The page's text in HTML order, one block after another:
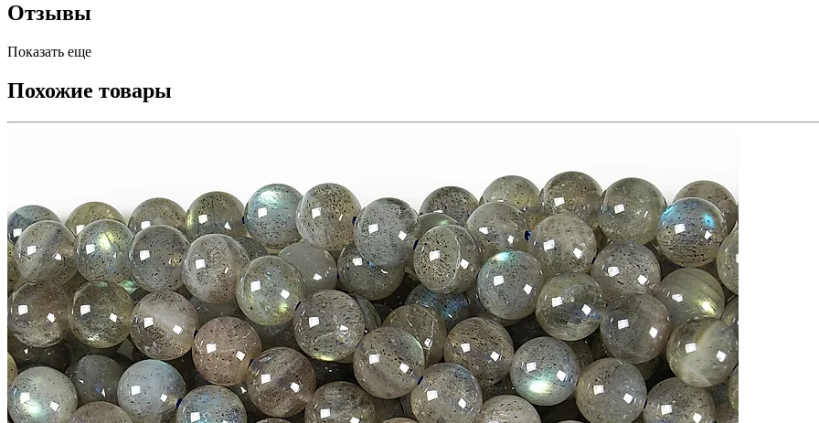
Отзывы
Показать еще
Похожие товары